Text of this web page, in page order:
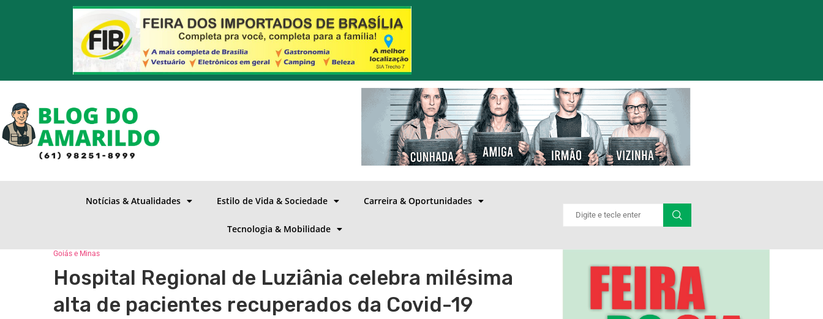
Notícias & Atualidades Estilo de Vida & Sociedade Carreira & Oportunidades
Tecnologia & Mobilidade
Goiás e Minas
Hospital Regional de Luziânia celebra milésima
alta de pacientes recuperados da Covid-19